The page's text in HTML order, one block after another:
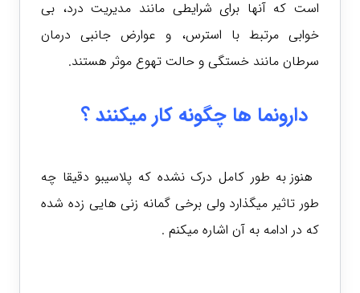
است که آنها برای شرایطی مانند مدیریت درد، بی
خوابی مرتبط با استرس، و عوارض جانبی درمان
سرطان مانند خستگی و حالت تهوع موثر هستند.
دارونما ها چگونه کار میکنند ؟
هنوز به طور کامل درک نشده که پلاسیبو دقیقا چه
طور تاثیر میگذارد ولی برخی گمانه زنی هایی زده شده
که در ادامه به آن اشاره میکنم .